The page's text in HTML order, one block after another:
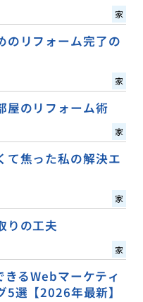
家
のリフォーム完了の
家
屋のリフォーム術
家
て焦った私の解決エ
家
りの工夫
家
るWebマーケティ
選【2026年最新】